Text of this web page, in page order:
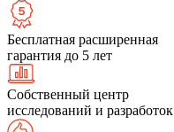
Бесплатная расширенная
гарантия до 5 лет
Собственный центр
исследований и разработок